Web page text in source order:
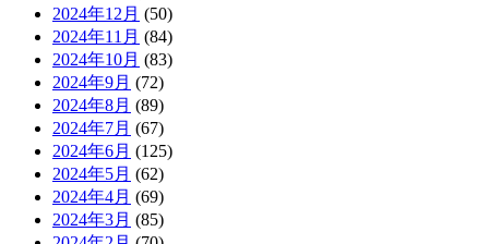
2024年12月 (50)
2024年11月 (84)
2024年10月 (83)
2024年9月 (72)
2024年8月 (89)
2024年7月 (67)
2024年6月 (125)
2024年5月 (62)
2024年4月 (69)
2024年3月 (85)